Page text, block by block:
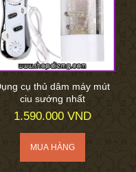
cụ thủ dâm máy mút
ciu sướng nhất
1.590.000 VND